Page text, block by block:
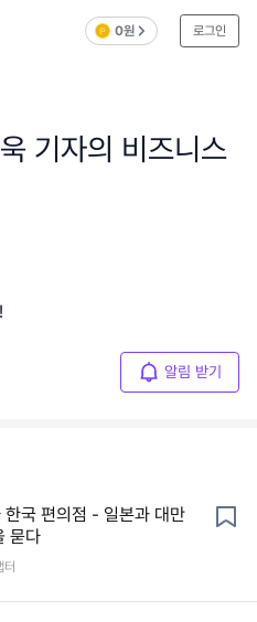
0원 로그인
기자의 비즈니스
알림 받기
한국 편의점 - 일본과 대만
묻다
터